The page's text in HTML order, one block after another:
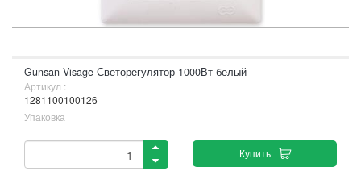
Gunsan Visage Светорегулятор 1000Вт белый
Артикул :
1281100100126
Упаковка
Купить